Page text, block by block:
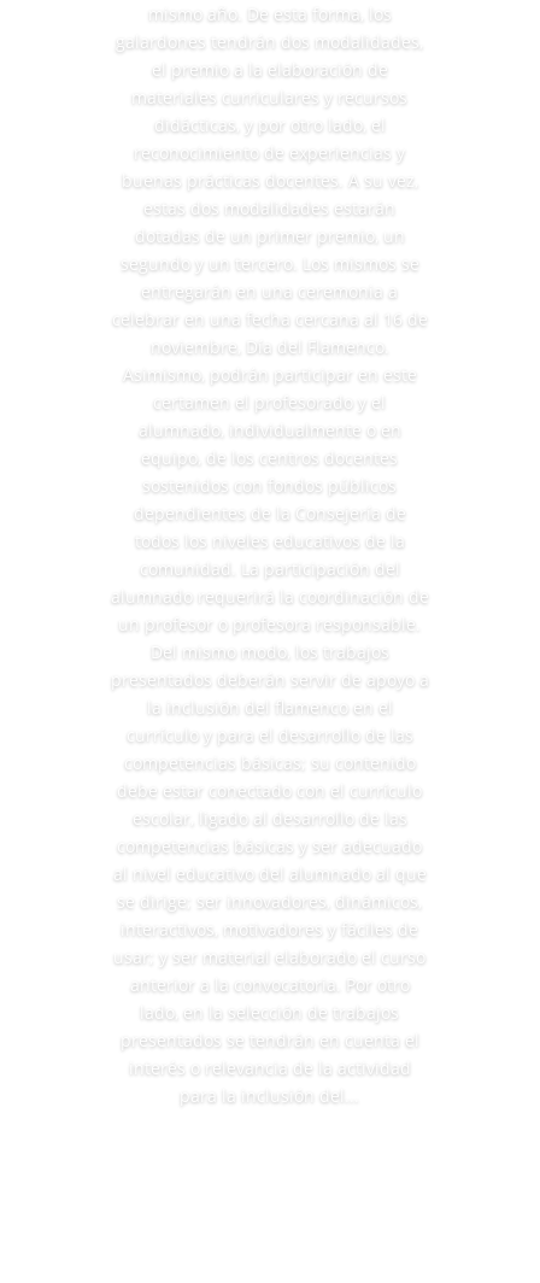
mismo año. De esta forma, los
galardones tendrán dos modalidades,
el premio a la elaboración de
materiales curriculares y recursos
didácticas, y por otro lado, el
reconocimiento de experiencias y
buenas prácticas docentes. A su vez,
estas dos modalidades estarán
dotadas de un primer premio, un
segundo y un tercero. Los mismos se
entregarán en una ceremonia a
celebrar en una fecha cercana al 16 de
noviembre, Día del Flamenco.
Asimismo, podrán participar en este
certamen el profesorado y el
alumnado, individualmente o en
equipo, de los centros docentes
sostenidos con fondos públicos
dependientes de la Consejería de
todos los niveles educativos de la
comunidad. La participación del
alumnado requerirá la coordinación de
un profesor o profesora responsable.
Del mismo modo, los trabajos
presentados deberán servir de apoyo a
la inclusión del flamenco en el
currículo y para el desarrollo de las
competencias básicas; su contenido
debe estar conectado con el currículo
escolar, ligado al desarrollo de las
competencias básicas y ser adecuado
al nivel educativo del alumnado al que
se dirige; ser innovadores, dinámicos,
interactivos, motivadores y fáciles de
usar; y ser material elaborado el curso
anterior a la convocatoria. Por otro
lado, en la selección de trabajos
presentados se tendrán en cuenta el
interés o relevancia de la actividad
para la inclusión del...